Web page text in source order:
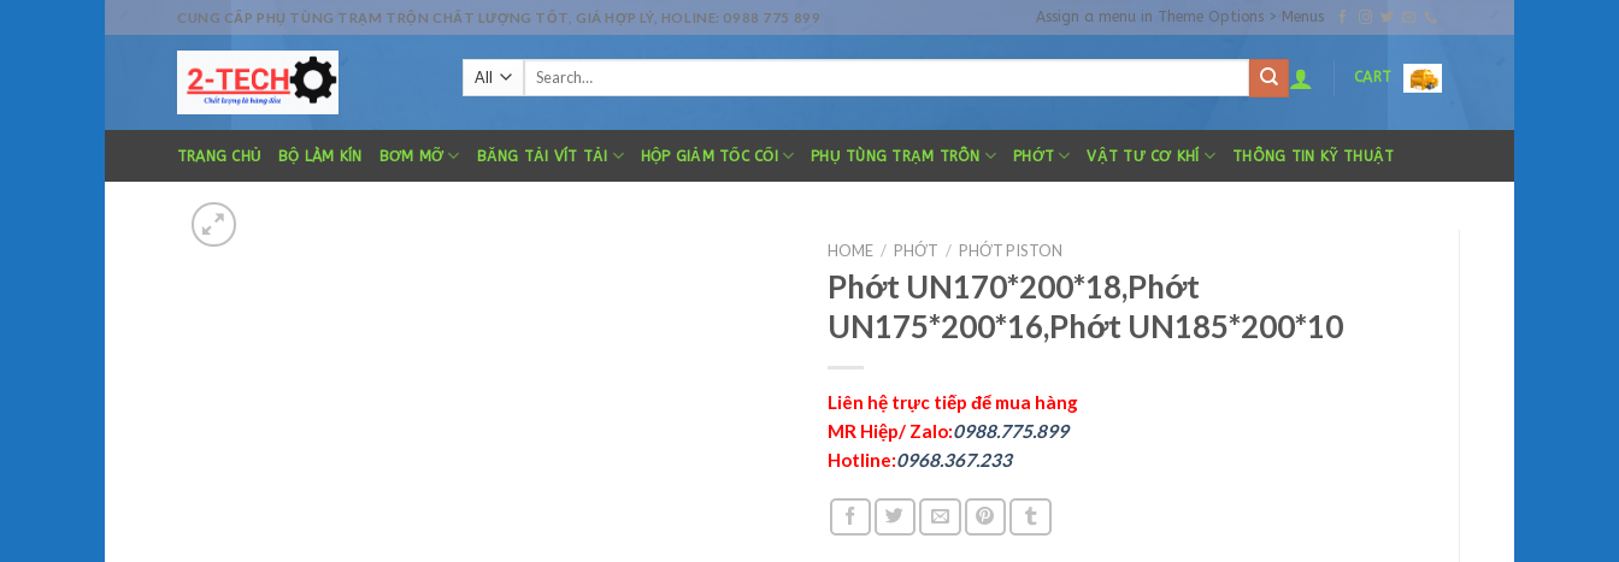
to
CUNG CẤP PHỤ TÙNG TRẠM TRỘN CHẤT LƯỢNG TỐT, GIÁ HỢP LÝ, HOLINE: 0988 775 899 Assign a menu in Theme Options > Menus
Search
CART
TRANG CHỦ BỘ LÀM KÍN BƠM MỠ BĂNG TẢI VÍT TẢI HỘP GIẢM TỐC CỐI PHỤ TÙNG TRẠM TRÔN PHỚT VẬT TƯ CƠ KHÍ THÔNG TIN KỸ THUẬT
HOME / PHỚT / PHỚT PISTON
Phớt UN170*200*18,Phớt
UN175*200*16,Phớt UN185*200*10
Liên hệ trực tiếp để mua hàng
MR Hiệp/ Zalo:0988.775.899
Hotline:0968.367.233